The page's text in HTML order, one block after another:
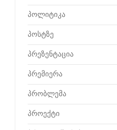
პოლიტიკა
პოსტზე
პრეზენტაცია
პრემიერა
პრობლემა
პროექტი